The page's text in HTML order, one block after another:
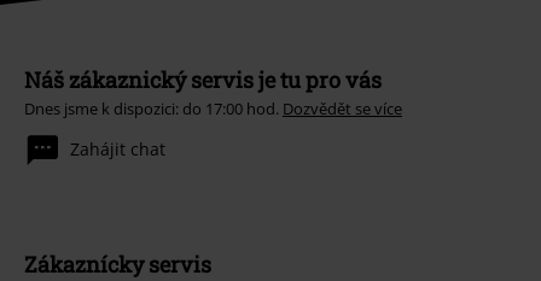
Náš zákaznický servis je tu pro vás
Dnes jsme k dispozici: do 17:00 hod. Dozvědět se více
Zahájit chat
Zákaznícky servis